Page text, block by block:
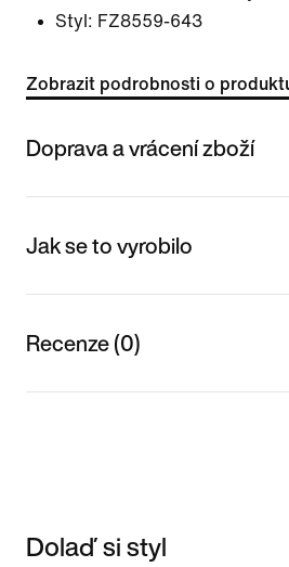
Styl: FZ8559-643
Zobrazit podrobnosti o
Doprava a vrácení zboží
Jak se to vyrobilo
Recenze (0)
Dolaď si styl